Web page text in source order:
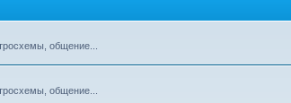
общение...
общение...